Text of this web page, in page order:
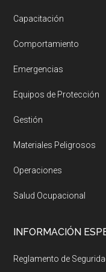
Capacitación
Comportamiento
Emergencias
Equipos de Protección
Gestión
Materiales Peligrosos
Operaciones
Salud Ocupacional
INFORMACIÓN
Reglamento de